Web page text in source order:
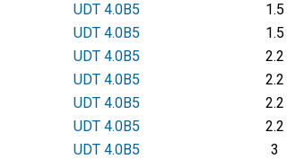
UDТ 4.0В5
1.5
UDТ 4.0В5
1.5
UDТ 4.0В5
2.2
UDТ 4.0В5
2.2
UDТ 4.0В5
2.2
UDТ 4.0В5
2.2
UDТ 4.0В5
3